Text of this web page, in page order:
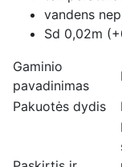
vandens
Sd 0,02m
Gaminio
pavadinimas
Pakuotės dydis